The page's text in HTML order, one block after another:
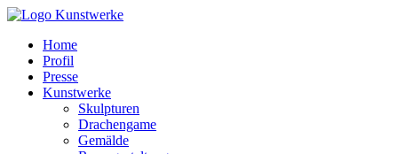
Home
Profil
Presse
Kunstwerke
Skulpturen
Drachengame
Gemälde